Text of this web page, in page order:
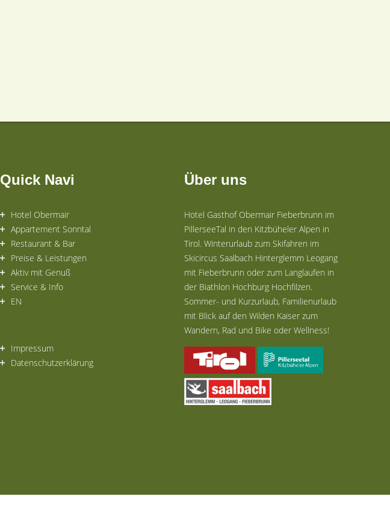
Quick Navi
Hotel Obermair
Appartement Sonntal
Restaurant & Bar
Preise & Leistungen
Aktiv mit Genuß
Service & Info
EN
Impressum
Datenschutzerklärung
Über uns
Hotel Gasthof Obermair Fieberbrunn im
PillerseeTal in den Kitzbüheler Alpen in
Tirol. Winterurlaub zum Skifahren im
Skicircus Saalbach Hinterglemm Leogang
mit Fieberbrunn oder zum Langlaufen in
der Biathlon Hochburg Hochfilzen.
Sommer- und Kurzurlaub, Familienurlaub
mit Blick auf den Wilden Kaiser zum
Wandern, Rad und Bike oder Wellness!